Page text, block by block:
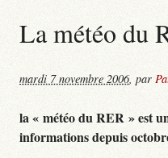
La météo du
mardi 7 novembre 2006, par
la « météo du RER » est
informations depuis